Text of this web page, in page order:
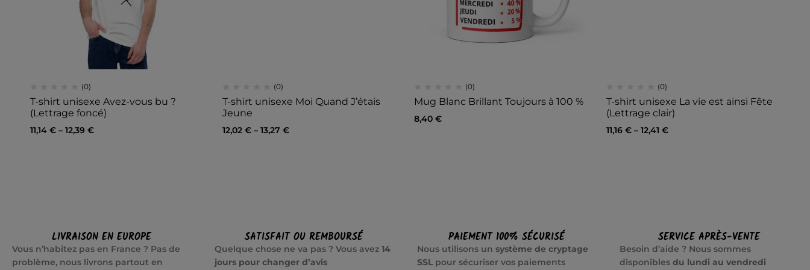
(0)
T-shirt unisexe Avez-vous bu ?
(Lettrage foncé)
11,14 € – 12,39 €
(0)
T-shirt unisexe Moi Quand J’étais
Jeune
12,02 €– 13,27 €
(0)
Mug Blanc Brillant Toujours à 100 %
8,40 €
(0)
T-shirt unisexe La vie est ainsi Fête
(Lettrage clair)
11,16 €– 12,41 €
LIVRAISON EN EUROPE
Vous n’habitez pas en France ? Pas de
problème, nous livrons partout en
SATISFAIT OU REMBOURSÉ
Quelque chose ne va pas ? Vous avez 14
jours pour changer d’avis
PAIEMENT 100% SÉCURISÉ
Nous utilisons un système de cryptage
SSL pour sécuriser vos paiements
SERVICE APRÈS-VENTE
Besoin d’aide ? Nous sommes
disponibles du lundi au vendredi